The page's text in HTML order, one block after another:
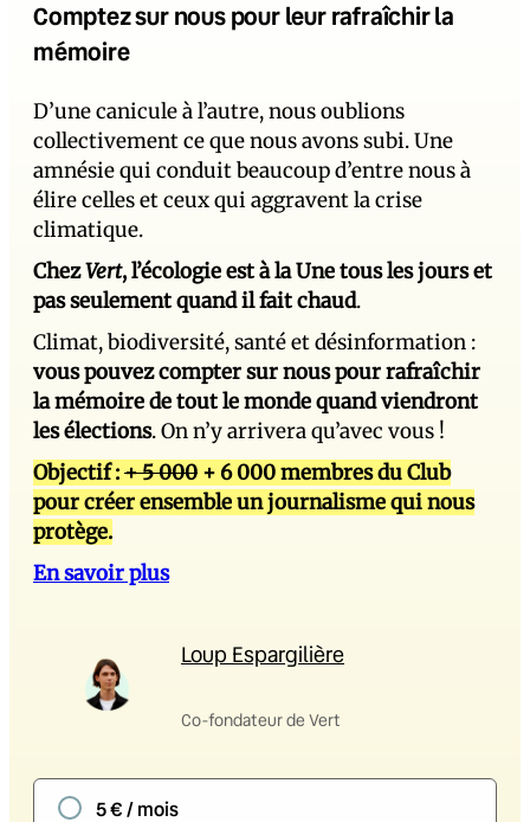
Comptez sur nous pour leur rafraîchir la
mémoire
D’une canicule à l’autre, nous oublions
collectivement ce que nous avons subi. Une
amnésie qui conduit beaucoup d’entre nous à
élire celles et ceux qui aggravent la crise
climatique.
ChezVert, l’écologie est à la Une tous les jours et
pas seulement quand il fait chaud.
Climat, biodiversité, santé et désinformation :
vous pouvez compter sur nous pour rafraîchir
la mémoire de tout le monde quand viendront
les élections. On n’y arrivera qu’avec vous !
Objectif :+ 5 000 + 6 000 membres du Club
pour créer ensemble un journalisme qui nous
protège.
En savoir plus
Loup Espargilière
Co-fondateur de Vert
5 € / mois